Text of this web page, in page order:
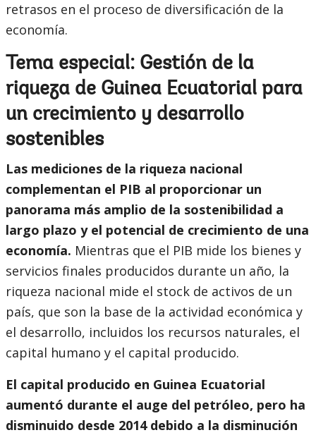
retrasos en el proceso de diversificación de la
economía.
Tema especial: Gestión de la
riqueza de Guinea Ecuatorial para
un crecimiento y desarrollo
sostenibles
Las mediciones de la riqueza nacional
complementan el PIB al proporcionar un
panorama más amplio de la sostenibilidad a
largo plazo y el potencial de crecimiento de una
economía. Mientras que el PIB mide los bienes y
servicios finales producidos durante un año, la
riqueza nacional mide el stock de activos de un
país, que son la base de la actividad económica y
el desarrollo, incluidos los recursos naturales, el
capital humano y el capital producido.
El capital producido en Guinea Ecuatorial
aumentó durante el auge del petróleo, pero ha
disminuido desde 2014 debido a la disminución